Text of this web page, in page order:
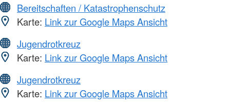
Bereitschaften / Katastrophenschutz
Karte: Link zur Google Maps Ansicht
Jugendrotkreuz
Karte: Link zur Google Maps Ansicht
Jugendrotkreuz
Karte: Link zur Google Maps Ansicht